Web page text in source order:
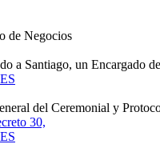
de Negocios
a Santiago, un Encargado
del Ceremonial y
30,